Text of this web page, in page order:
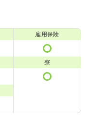
雇用保険
寮